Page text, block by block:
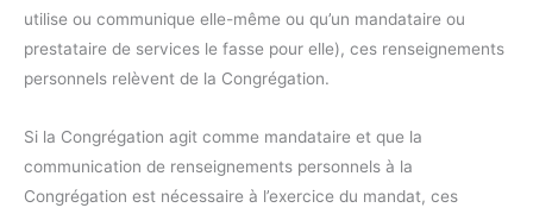
utilise ou communique elle-même ou qu’un mandataire ou
prestataire de services le fasse pour elle), ces renseignements
personnels relèvent de la Congrégation.
Si la Congrégation agit comme mandataire et que la
communication de renseignements personnels à la
Congrégation est nécessaire à l’exercice du mandat, ces